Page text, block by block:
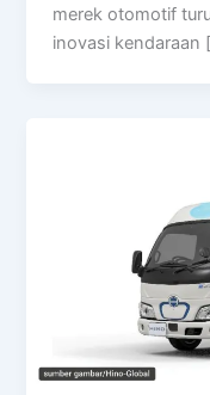
merek otomotif
inovasi kendaraan